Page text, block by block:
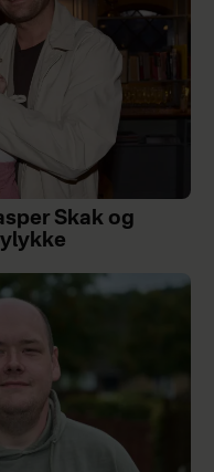
Skak og